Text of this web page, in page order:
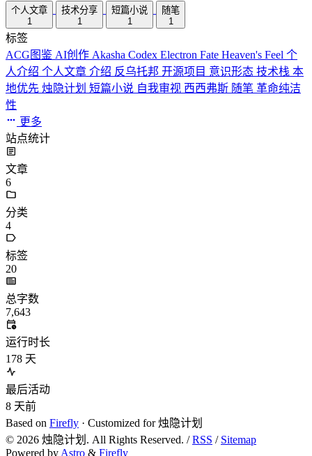
个人文章
1
技术分享
1
短篇小说
1
随笔
1
标签
ACG图鉴 AI创作 Akasha Codex Electron Fate Heaven's Feel 个
人介绍 个人文章 介绍 反乌托邦 开源项目 意识形态 技术栈 本
地优先 烛隐计划 短篇小说 自我审视 西西弗斯 随笔 革命纯洁
性
更多
站点统计
文章
6
分类
4
标签
20
总字数
7,643
运行时长
178 天
最后活动
8 天前
Based on Firefly · Customized for 烛隐计划
© 2026 烛隐计划. All Rights Reserved. /RSS / Sitemap
Powered by Astro & Firefly